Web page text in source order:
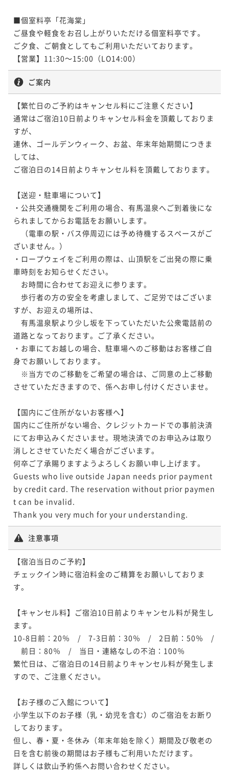
能ください～
二食付き 現地決済可 事前決済可
ポイント即利用で最大5％OFF
¥209,000~
【お部屋食】「浜坂産活松葉蟹づくし」～山陰浜坂魚
港から新鮮な松葉蟹を直送！フルコースのお献立をご
堪能ください～
二食付き
ポイント即利用で最大5％OFF
下関産天然河豚を二名様で贅沢に使い切ります～
二食付き 現地決済可 事前決済可
IN 15:00 - 19:00 OUT12:00
ポイント即利用で
¥198,000~
【料亭食】「国内産松茸懐石」～希少な国内産松茸の
味と香りをさらに引き出す調理法で贅沢に味わうお献
立～
二食付き 現地決済可 事前決済可
IN 15:00 - 19:00 OUT12:00
¥204,600~
【お部屋食】「国内産松茸懐石」～希少な国内産松茸
の味と香りをさらに引き出す調理法で贅沢に味わうお
献立～
二食付き 現地決済可
ポイント即利用で最大5％OFF
【料亭食】「浜坂産活松葉蟹づくし」～山陰浜坂魚港
から新鮮な松葉蟹を直送！フルコースのお献立をご堪
能ください～
二食付き 現地決済可 事前決済可
IN 15:00 - 19:00 OUT12:00
¥209,000~
2名 ¥ 198,550 ~
【お部屋食】「浜坂産活松葉蟹づくし」～山陰浜坂魚
港から新鮮な松葉蟹を直送！フルコースのお献立をご
堪能ください～
二食付き 現地決済可 事前決済可
IN 15:00 - 19:00 OUT12:00
ポイント即利用で 最大5％OFF
¥209,000~
2名 ¥ 198,550 ~
【料亭食】「冬の極み懐石」～冬の味覚の両雄・下関
産天然河豚と浜坂産松葉蟹をさまざまな調理法で堪能
～
二食付き 現地決済可 事前決済可
IN 15:00 - 19:00 OUT12:00
2名 ¥ 168,245 ~
【お部屋食】「冬の極み懐石」～冬の味覚の両雄・下
関産天然河豚と浜坂産松葉蟹をさまざまな調理法で堪
能～
二食付き 現地決済可 事前決済可
IN 15:00 - 19:00 OUT12:00
2名 ¥ 168,245 ~
【料亭食】「下関産天然ふぐづくし」～型の良い2kgの
下関産天然河豚を二名様で贅沢に使い切ります～
二食付き 現地決済可 事前決済可
ポイント即利用で
¥202,400~
【お部屋食】「下関産天然ふぐづくし」～型の良い2kg
の下関産天然河豚を二名様で贅沢に使い切ります～
二食付き 現地決済可 事前決済可
IN 15:00 - 19:00 OUT12:00
ポイント即利用で最大5％OFF
【料亭食】「国内産松茸懐石」～希少な国内産松茸の
味と香りをさらに引き出す調理法で贅沢に味わうお献
立～
二食付き 現地決済可 事前決済可
IN 15:00 - 19:00 OUT12:00
ポイント即利用で最大5％OFF
2名 ¥ 198,550 ~
【お部屋食】「国内産松茸懐石」～希少な国内産松茸
の味と香りをさらに引き出す調理法で贅沢に味わうお
献立～
二食付き 現地決済可 事前決済可
IN 15:00 - 19:00 OUT12:00
2名 ¥ 198,550 ~
【お部屋食】「浜坂産活松葉蟹づくし」～山陰浜坂魚
港から新鮮な松葉蟹を直送！フルコースのお献立をご
堪能ください～
二食付き 現地決済可 事前決済可
2名 ¥ 202,730 ~
【料亭食】「浜坂産活松葉蟹づくし」～山陰浜坂魚港
から新鮮な松葉蟹を直送！フルコースのお献立をご堪
【お部屋食】「浜坂産活松葉蟹鍋懐石」～山陰・浜坂
二食付き 現地決済可
ポイント即利用で最大5％OFF
¥158,400~
2名 ¥ 150,480 ~
【料亭食】「季節の厳選京懐石」～欽山ならではの懐
石料理をお楽しみください～
¥158,400~
【お部屋食】「兵庫特選懐石」～美食の宝庫、兵庫五
国の恵みを味わう！欽山自慢の冬の献立です～
二食付き 現地決済可 事前決済可
IN 15:00 - 19:00 OUT12:00
ポイント即利用で最大5％OFF
2名 ¥ 150,480 ~
【料亭食】「冬の極み懐石」～冬の味覚の両雄・下関
産天然河豚と浜坂産松葉蟹をさまざまな調理法で堪能
～
二食付き 現地決済可 事前決済可
IN 15:00 - 19:00 OUT12:00
2名 ¥ 174,515 ~
【お部屋食】「冬の極み懐石」～冬の味覚の両雄・下
関産天然河豚と浜坂産松葉蟹をさまざまな調理法で堪
能～
二食付き
IN 15:00 - 19:00 OUT12:00
ポイント即利用で
最大5％OFF
¥183,700~
【料亭食】「下関産天然ふぐづくし」～型の良い2kgの
下関産天然河豚を二名様で贅沢に使い切ります～
ポイント即利用で 最大5％OFF
2名 ¥ 196,460 ~
【お部屋食】「下関産天然ふぐづくし」～型の良い2kg
二食付き 現地決済可 事前決済可
ポイント即利用で最大5％OFF
2名 ¥ 196,460 ~
【料亭食】「兵庫特選懐石」～美食の宝庫、兵庫五国
の恵みを味わう！欽山自慢の冬の献立です～
二食付き 現地決済可
ポイント即利用で 最大5％OFF
¥158,400~
2名 ¥ 150,480 ~
【料亭食】「浜坂産活松葉蟹鍋懐石」～山陰・浜坂漁
港から新鮮な松葉蟹を「活けのまま」直送！～
ポイント即利用で最大5％OFF
【お部屋食】「兵庫特選懐石」～美食の宝庫、兵庫五
国の恵みを味わう！欽山自慢の冬の献立です～
二食付き 現地決済可 事前決済可
IN 15:00 - 19:00 OUT12:00
¥158,400~
¥ 150,480 ~
【お部屋食】「浜坂産活松葉蟹鍋懐石」～山陰・浜坂
漁港から新鮮な松葉蟹を「活けのまま」直送！～
ポイント即利用で
¥158,400~
2名 ¥ 150,480 ~
【お部屋食】「季節の厳選京懐石」～欽山ならではの
懐石料理をお楽しみください～
二食付き 現地決済可
ポイント即利用で最大5％OFF
¥158,400~
【料亭食】「季節の厳選京懐石」～欽山ならではの懐
石料理をお楽しみください～
ポイント即利用で 最大5％OFF
2名 ¥ 150,480 ~
【料亭食】「冬の極み懐石」～冬の味覚の両雄・下関
～
二食付き 現地決済可 事前決済可
ポイント即利用で最大5％OFF
2名 ¥ 174,515 ~
■個室料亭「花海棠」
ご昼食や軽食をお召し上がりいただける個室料亭です。
ご夕食、ご朝食としてもご利用いただいております。
【営業】11:30～15:00（LO14:00）
ご案内
【繁忙日のご予約はキャンセル料にご注意ください】
通常はご宿泊10日前よりキャンセル料金を頂戴しておりま
すが、
連休、ゴールデンウィーク、お盆、年末年始期間につきま
しては、
ご宿泊日の14日前よりキャンセル料を頂戴しております。
【送迎・駐車場について】
・公共交通機関をご利用の場合、有馬温泉へご到着後にな
られましてからお電話をお願いします。
（電車の駅・バス停周辺には予め待機するスペースがご
ざいません。）
・ロープウェイをご利用の際は、山頂駅をご出発の際に乗
車時刻をお知らせください。
お時間に合わせてお迎えに参ります。
歩行者の方の安全を考慮しまして、ご足労ではございま
すが、お迎えの場所は、
有馬温泉駅より少し坂を下っていただいた公衆電話前の
道路となっております。ご了承ください。
・お車にてお越しの場合、駐車場へのご移動はお客様ご自
身でお願いしております。
※当方でのご移動をご希望の場合は、ご同意の上ご移動
させていただきますので、係へお申し付けくださいませ。
【国内にご住所がないお客様へ】
国内にご住所がない場合、クレジットカードでの事前決済
にてお申込みくださいませ。現地決済でのお申込みは取り
消しとさせていただく場合がございます。
何卒ご了承賜りますようよろしくお願い申し上げます。
Guests who live outside Japan needs prior payment
by credit card. The reservation without prior paymen
t can be invalid.
注意事項
【宿泊当日のご予約】
チェックイン時に宿泊料金のご精算をお願いしておりま
す。
【キャンセル料】ご宿泊10日前よりキャンセル料が発生し
ます。
10-8日前：20％　/　7-3日前：30％　/　2日前：50％　/
前日：80％　/　当日・連絡なしの不泊：100％
繁忙日は、ご宿泊日の14日前よりキャンセル料が発生しま
すので、ご注意ください。
【お子様のご入館について】
小学生以下のお子様（乳・幼児を含む）のご宿泊をお断り
しております。
但し、春・夏・冬休み（年末年始を除く）期間及び敬老の
日を含む前後の期間はお子様もご利用いただけます。
詳しくは欽山予約係へお問い合わせください。